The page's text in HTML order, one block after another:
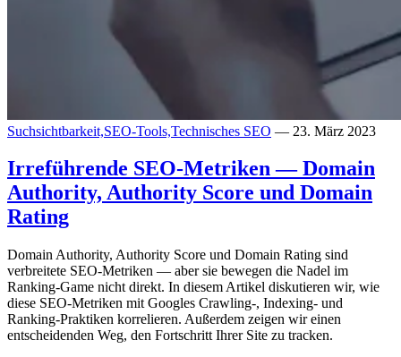
Suchsichtbarkeit,SEO-Tools,Technisches SEO — 23. März 2023
Irreführende SEO-Metriken — Domain
Authority, Authority Score und Domain
Rating
Domain Authority, Authority Score und Domain Rating sind
verbreitete SEO-Metriken — aber sie bewegen die Nadel im
Ranking-Game nicht direkt. In diesem Artikel diskutieren wir, wie
diese SEO-Metriken mit Googles Crawling-, Indexing- und
Ranking-Praktiken korrelieren. Außerdem zeigen wir einen
entscheidenden Weg, den Fortschritt Ihrer Site zu tracken.